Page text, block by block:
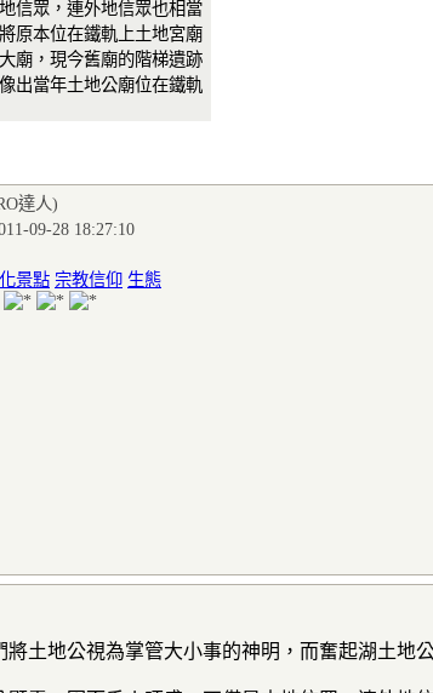
信眾，連外地信眾也相當
原本位在鐵軌上土地宮廟
廟，現今舊廟的階梯遺跡
出當年土地公廟位在鐵軌
達人)
09-28 18:27:10
景點 宗教信仰 生態
土地公視為掌管大小事的神明，而奮起湖土地